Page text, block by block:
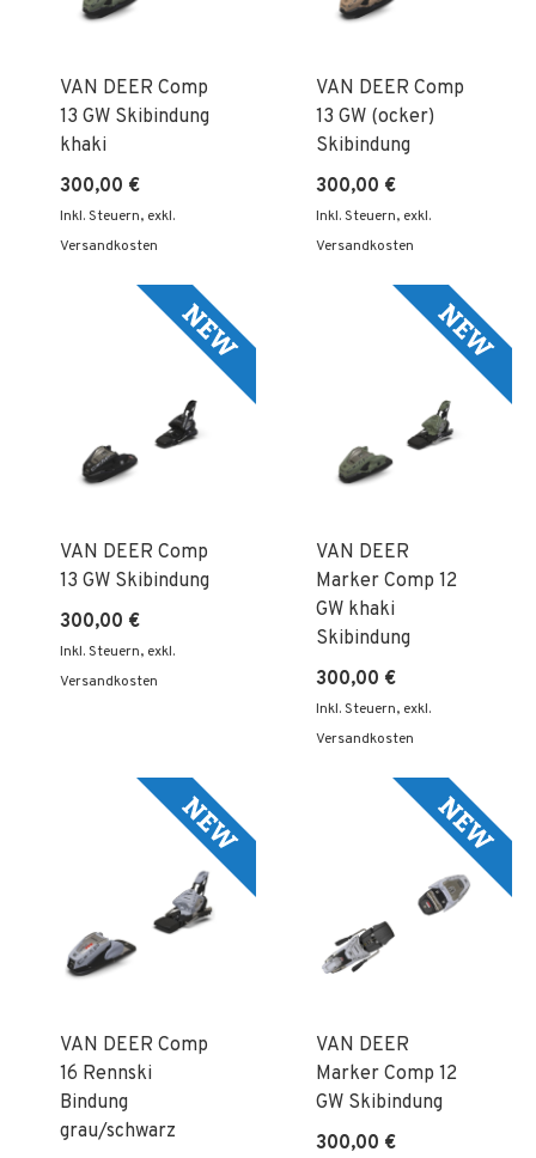
VAN DEER Comp
13 GW Skibindung
khaki
300,00 €
Inkl. Steuern, exkl.
Versandkosten
VAN DEER Comp
13 GW (ocker)
Skibindung
300,00 €
Inkl. Steuern, exkl.
Versandkosten
VAN DEER Comp
13 GW Skibindung
300,00 €
Inkl. Steuern, exkl.
Versandkosten
VAN DEER
Marker Comp 12
GW khaki
Skibindung
300,00 €
Inkl. Steuern, exkl.
Versandkosten
VAN DEER Comp
16 Rennski
Bindung
grau/schwarz
VAN DEER
Marker Comp 12
GW Skibindung
300,00 €